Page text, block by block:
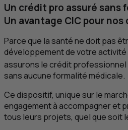
Un crédit pro assuré sans
Un avantage CIC pour
Parce que la santé ne doit pas
développement de votre
assurons le crédit
sans aucune formalité médicale.
Ce dispositif, unique sur le
engagement à accompagner et
tous leurs projets, quel que soit